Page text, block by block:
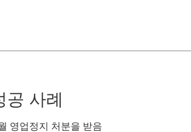
사례
영업정지 처분을 받음